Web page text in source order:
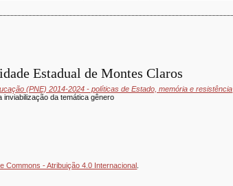
Estadual de Montes Claros
(PNE) 2014-2024 - políticas de Estado, memória e resistência
inviabilização da temática gênero
Commons - Atribuição 4.0 Internacional